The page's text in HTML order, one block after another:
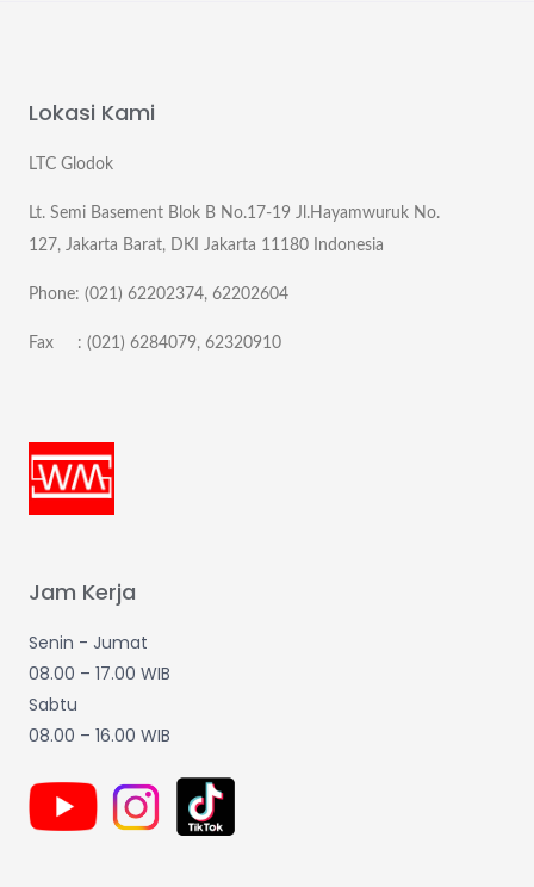
Lokasi Kami
LTC Glodok
Lt. Semi Basement Blok B No.17-19 Jl.Hayamwuruk No.
127, Jakarta Barat, DKI Jakarta 11180 Indonesia
Phone: (021) 62202374, 62202604
Fax : (021) 6284079, 62320910
Jam Kerja
Senin - Jumat
08.00 – 17.00 WIB
Sabtu
08.00 – 16.00 WIB